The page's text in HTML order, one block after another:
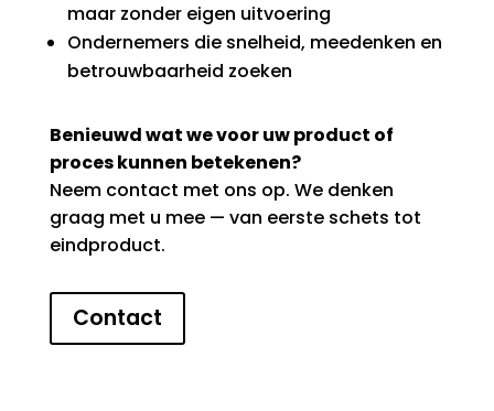
maar zonder eigen uitvoering
Ondernemers die snelheid, meedenken en
betrouwbaarheid zoeken
Benieuwd wat we voor uw product of
proces kunnen betekenen?
Neem contact met ons op. We denken
graag met u mee — van eerste schets tot
eindproduct.
Contact